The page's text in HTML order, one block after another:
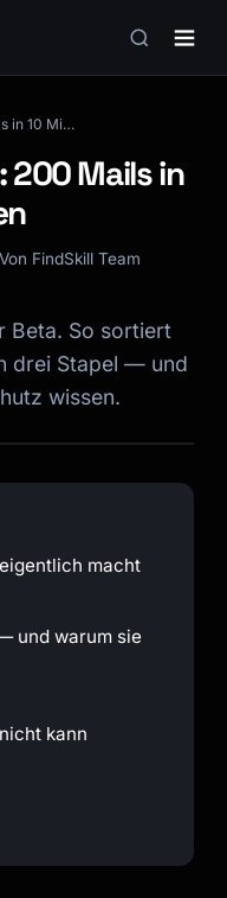
Claude for Outlook: 200 Mails in 10 Minuten sortieren
200 Mails in
Von FindSkill Team
Beta. So sortiert
drei Stapel — und
wissen.
macht
und warum sie
kann